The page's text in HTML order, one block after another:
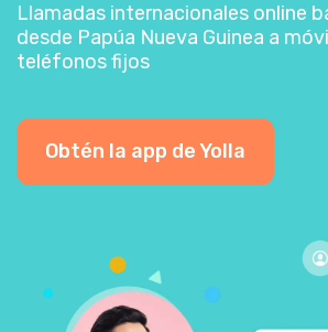
Llamadas internacionales online
desde Papúa Nueva Guinea a
teléfonos fijos
Obtén la app de Yolla